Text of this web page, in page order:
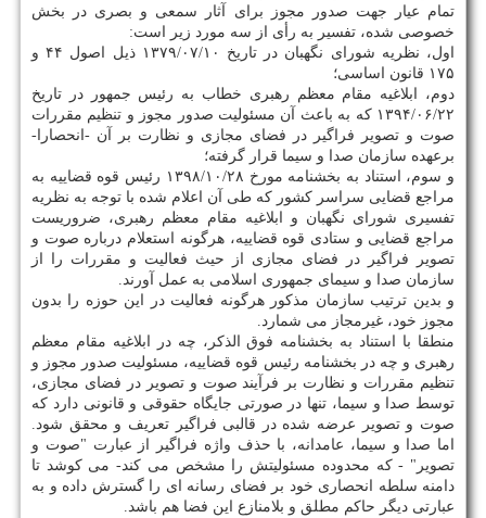
تمام عیار جهت صدور مجوز برای آثار سمعی و بصری در بخش
خصوصی شده، تفسیر به رأی از سه مورد زیر است:
اول، نظریه شورای نگهبان در تاریخ ۱۳۷۹/۰۷/۱۰ ذیل اصول ۴۴ و
۱۷۵ قانون اساسی؛
دوم، ابلاغیه مقام معظم رهبری خطاب به رئیس جمهور در تاریخ
۱۳۹۴/۰۶/۲۲ که به باعث آن مسئولیت صدور مجوز و تنظیم مقررات
صوت و تصویر فراگیر در فضای مجازی و نظارت بر آن -انحصارا-
برعهده سازمان صدا و سیما قرار گرفته؛
و سوم، استناد به بخشنامه مورخ ۱۳۹۸/۱۰/۲۸ رئیس قوه قضاییه به
مراجع قضایی سراسر کشور که طی آن اعلام شده با توجه به نظریه
تفسیری شورای نگهبان و ابلاغیه مقام معظم رهبری، ضروریست
مراجع قضایی و ستادی قوه قضاییه، هرگونه استعلام درباره صوت و
تصویر فراگیر در فضای مجازی از حیث فعالیت و مقررات را از
سازمان صدا و سیمای جمهوری اسلامی به عمل آورند.
و بدین ترتیب سازمان مذکور هرگونه فعالیت در این حوزه را بدون
مجوز خود، غیرمجاز می شمارد.
منطقا با استناد به بخشنامه فوق‏ الذکر، چه در ابلاغیه مقام معظم
رهبری و چه در بخشنامه رئیس قوه قضاییه، مسئولیت صدور مجوز و
تنظیم مقررات و نظارت بر فرآیند صوت و تصویر در فضای مجازی،
توسط صدا و سیما، تنها در صورتی جایگاه حقوقی و قانونی دارد که
صوت و تصویر عرضه شده در قالبی فراگیر تعریف و محقق شود.
اما صدا و سیما، عامدانه، با حذف واژه فراگیر از عبارت "صوت و
تصویر" - که محدوده مسئولیتش را مشخص می‏ کند- می‏ کوشد تا
دامنه سلطه انحصاری خود بر فضای رسانه ‏ای را گسترش داده و به
عبارتی دیگر حاکم مطلق و بلامنازع این فضا هم باشد.